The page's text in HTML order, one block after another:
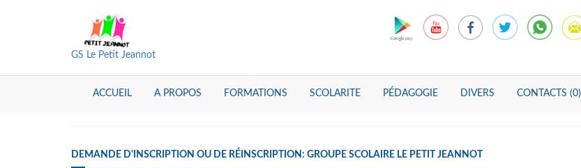
GS Le Petit Jeannot
ACCUEIL A PROPOS FORMATIONS SCOLARITE PÉDAGOGIE DIVERS CONTACTS (0)
DEMANDE D'INSCRIPTION OU DE RÉINSCRIPTION: GROUPE SCOLAIRE LE PETIT JEANNOT